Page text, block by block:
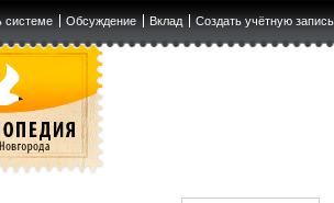
системе Обсуждение Вклад Создать учётную запись